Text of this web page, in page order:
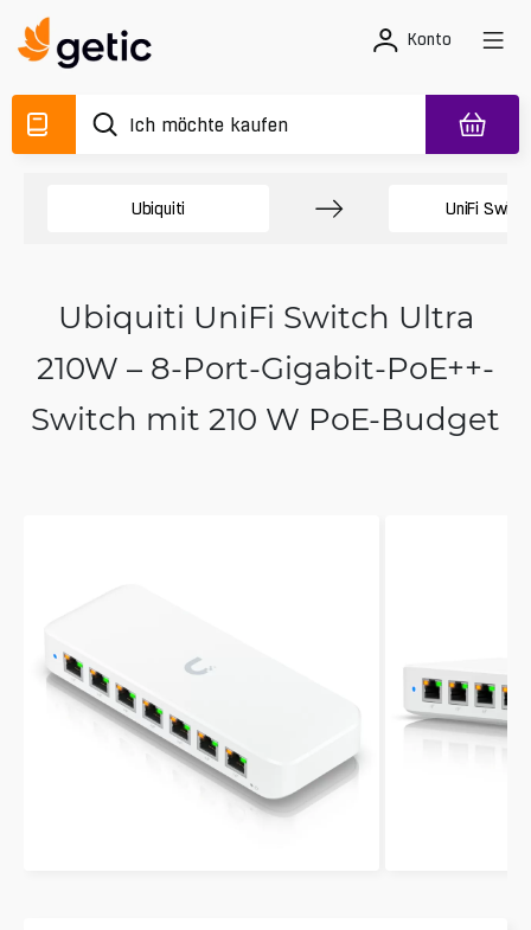
Konto
Ubiquiti UniFi
Ubiquiti UniFi Switch Ultra
210W – 8-Port-Gigabit-PoE++-
Switch mit 210 W PoE-Budget